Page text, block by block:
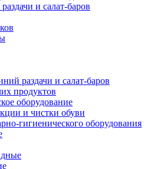
и салат-баров
раздачи и салат-баров
продуктов
оборудование
и чистки обуви
гигиенического оборудования